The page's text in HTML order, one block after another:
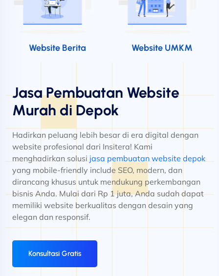
Website Berita Website UMKM
Jasa Pembuatan Website
Murah di Depok
Hadirkan peluang lebih besar di era digital dengan
website profesional dari Insitera! Kami
menghadirkan solusi jasa pembuatan website depok
yang mobile-friendly include SEO, modern, dan
dirancang khusus untuk mendukung perkembangan
bisnis Anda. Mulai dari Rp 1 juta, Anda sudah dapat
memiliki website berkualitas dengan desain yang
elegan dan responsif.
Konsultasi Gratis